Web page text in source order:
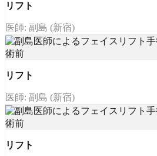
リフト
医師: 副島 (新宿)
リフト
医師: 副島 (新宿)
リフト